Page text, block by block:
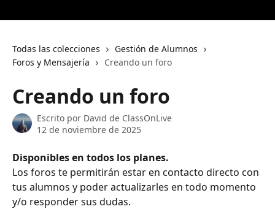
Todas las colecciones
Gestión de Alumnos
Foros y Mensajería
Creando un foro
Creando un foro
Escrito por David de ClassOnLive
12 de noviembre de 2025
Disponibles en todos los planes.
Los foros te permitirán estar en contacto directo con
tus alumnos y poder actualizarles en todo momento
y/o responder sus dudas.